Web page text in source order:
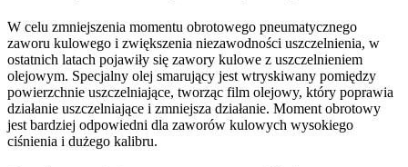
W celu zmniejszenia momentu obrotowego pneumatycznego
zaworu kulowego i zwiększenia niezawodności uszczelnienia, w
ostatnich latach pojawiły się zawory kulowe z uszczelnieniem
olejowym. Specjalny olej smarujący jest wtryskiwany pomiędzy
powierzchnie uszczelniające, tworząc film olejowy, który poprawia
działanie uszczelniające i zmniejsza działanie. Moment obrotowy
jest bardziej odpowiedni dla zaworów kulowych wysokiego
ciśnienia i dużego kalibru.